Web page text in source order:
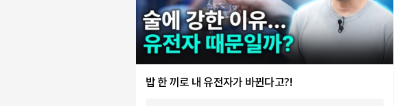
밥 한 끼로 내 유전자가 바뀐다고?!